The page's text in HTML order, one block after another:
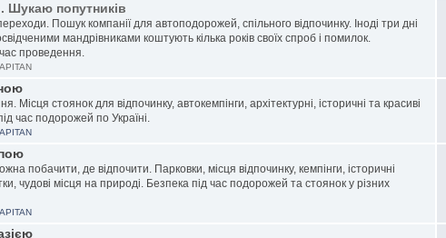
Шукаю попутників
Пошук компанії для автоподорожей, спільного відпочинку. Іноді три дні
мандрівниками коштують кілька років своїх спроб і помилок.
проведення.
Місця стоянок для відпочинку, автокемпінги, архітектурні, історичні та красиві
час подорожей по Україні.
побачити, де відпочити. Парковки, місця відпочинку, кемпінги, історичні
чудові місця на природі. Безпека під час подорожей та стоянок у різних